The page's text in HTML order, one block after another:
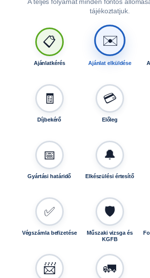
tájékoztatjuk.
📋
Ajánlatkérés
✉️
Ajánlat elküldése
🧾
Díjbekérő
💳
Előleg
📅
Gyártási határidő
🔔
Elkészülési értesítő
✅
Végszámla befizetése
🛡️
Műszaki vizsga és
KGFB
📨 🚛